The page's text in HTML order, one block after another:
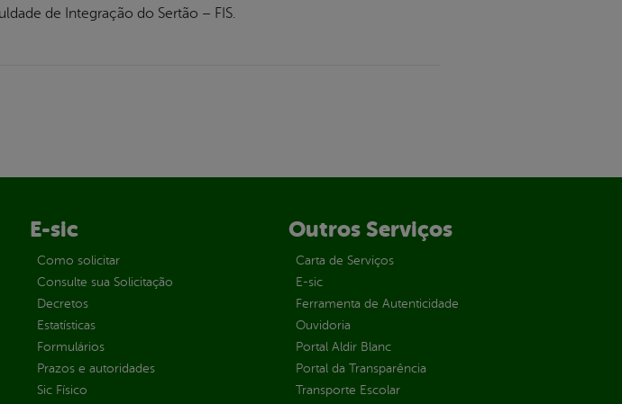
de Integração do Sertão – FIS.
E-sic
Como solicitar
Consulte sua Solicitação
Decretos
Estatísticas
Formulários
Prazos e autoridades
Sic Físico
Outros Serviços
Carta de Serviços
E-sic
Ferramenta de Autenticidade
Ouvidoria
Portal Aldir Blanc
Portal da Transparência
Transporte Escolar